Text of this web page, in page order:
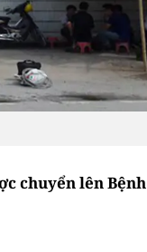
chuyển lên Bệnh